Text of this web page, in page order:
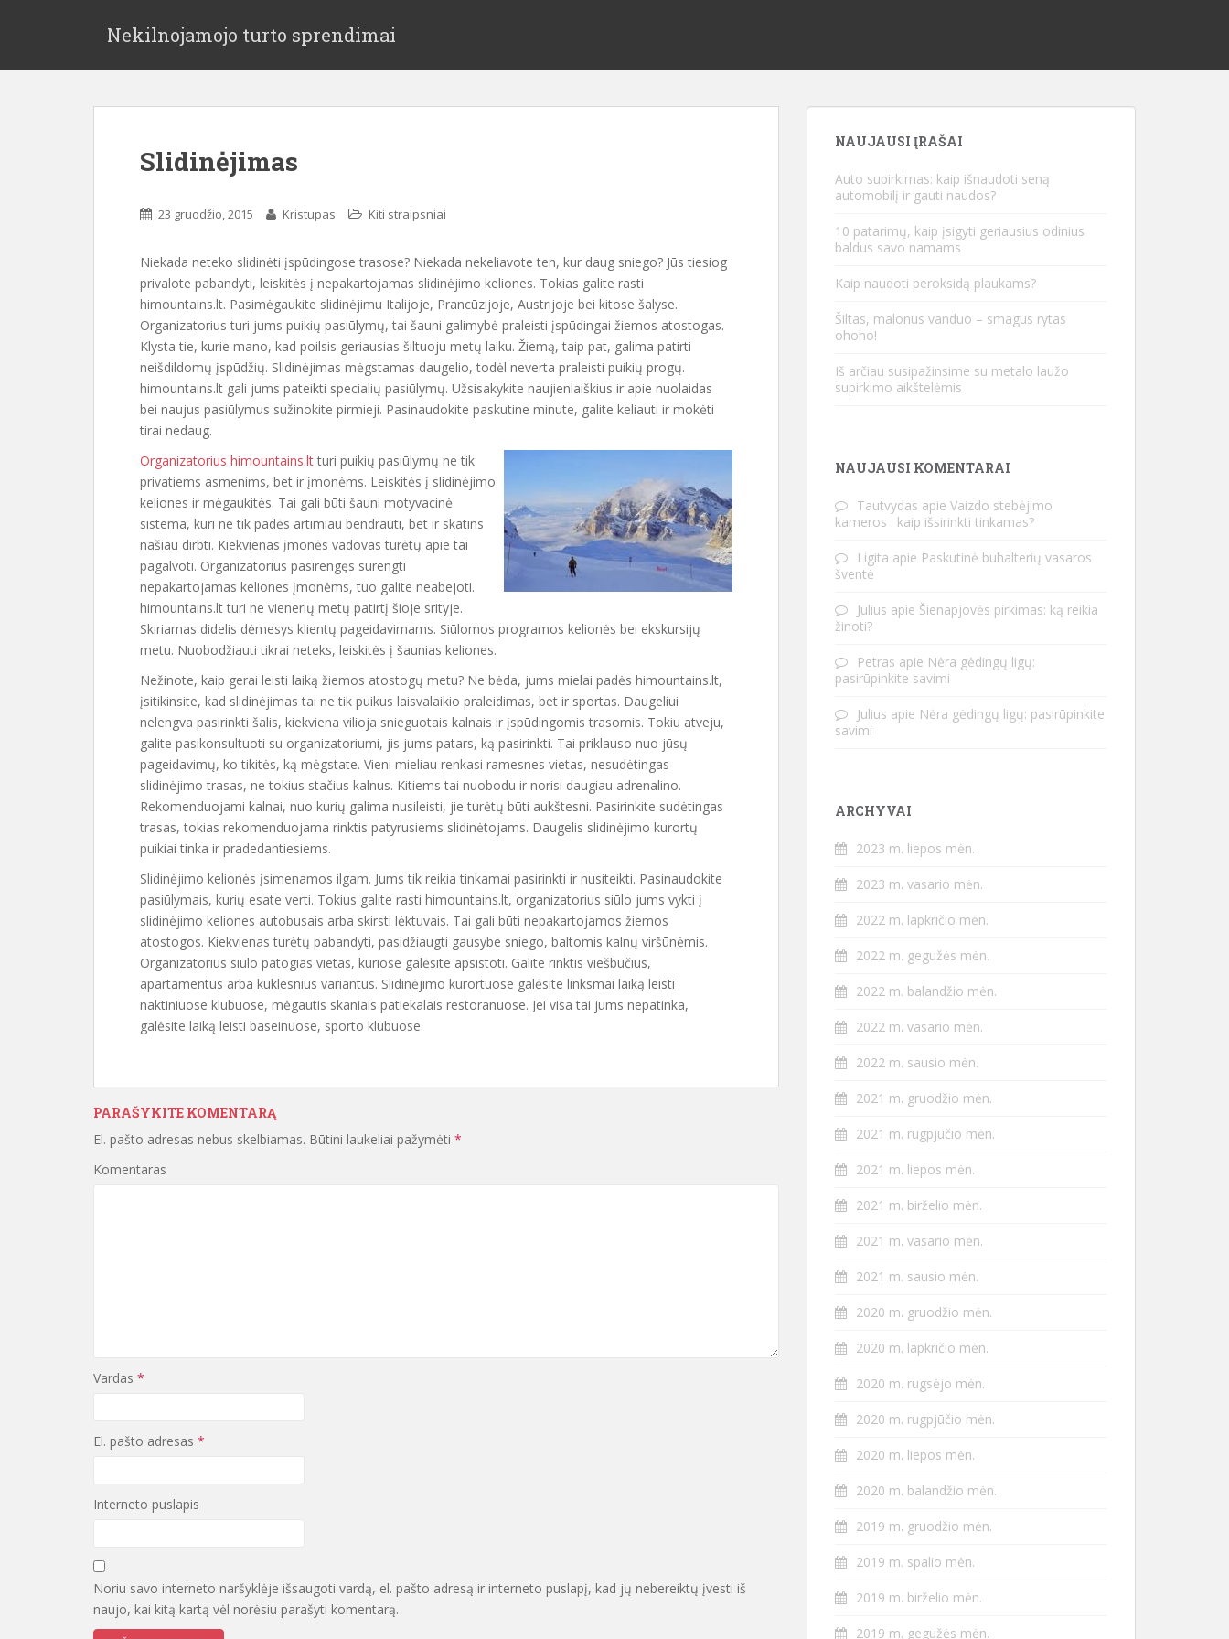
Nekilnojamojo turto sprendimai
Slidinėjimas
23 gruodžio, 2015 Kristupas Kiti straipsniai
Niekada neteko slidinėti įspūdingose trasose? Niekada nekeliavote ten, kur daug sniego? Jūs tiesiog
privalote pabandyti, leiskitės į nepakartojamas slidinėjimo keliones. Tokias galite rasti
himountains.lt. Pasimėgaukite slidinėjimu Italijoje, Prancūzijoje, Austrijoje bei kitose šalyse.
Organizatorius turi jums puikių pasiūlymų, tai šauni galimybė praleisti įspūdingai žiemos atostogas.
Klysta tie, kurie mano, kad poilsis geriausias šiltuoju metų laiku. Žiemą, taip pat, galima patirti
neišdildomų įspūdžių. Slidinėjimas mėgstamas daugelio, todėl neverta praleisti puikių progų.
himountains.lt gali jums pateikti specialių pasiūlymų. Užsisakykite naujienlaiškius ir apie nuolaidas
bei naujus pasiūlymus sužinokite pirmieji. Pasinaudokite paskutine minute, galite keliauti ir mokėti
tirai nedaug.
Organizatorius himountains.lt turi puikių pasiūlymų ne tik
privatiems asmenims, bet ir įmonėms. Leiskitės į slidinėjimo
keliones ir mėgaukitės. Tai gali būti šauni motyvacinė
sistema, kuri ne tik padės artimiau bendrauti, bet ir skatins
našiau dirbti. Kiekvienas įmonės vadovas turėtų apie tai
pagalvoti. Organizatorius pasirengęs surengti
nepakartojamas keliones įmonėms, tuo galite neabejoti.
himountains.lt turi ne vienerių metų patirtį šioje srityje.
Skiriamas didelis dėmesys klientų pageidavimams. Siūlomos programos kelionės bei ekskursijų
metu. Nuobodžiauti tikrai neteks, leiskitės į šaunias keliones.
Nežinote, kaip gerai leisti laiką žiemos atostogų metu? Ne bėda, jums mielai padės himountains.lt,
įsitikinsite, kad slidinėjimas tai ne tik puikus laisvalaikio praleidimas, bet ir sportas. Daugeliui
nelengva pasirinkti šalis, kiekviena vilioja snieguotais kalnais ir įspūdingomis trasomis. Tokiu atveju,
galite pasikonsultuoti su organizatoriumi, jis jums patars, ką pasirinkti. Tai priklauso nuo jūsų
pageidavimų, ko tikitės, ką mėgstate. Vieni mieliau renkasi ramesnes vietas, nesudėtingas
slidinėjimo trasas, ne tokius stačius kalnus. Kitiems tai nuobodu ir norisi daugiau adrenalino.
Rekomenduojami kalnai, nuo kurių galima nusileisti, jie turėtų būti aukštesni. Pasirinkite sudėtingas
trasas, tokias rekomenduojama rinktis patyrusiems slidinėtojams. Daugelis slidinėjimo kurortų
puikiai tinka ir pradedantiesiems.
Slidinėjimo kelionės įsimenamos ilgam. Jums tik reikia tinkamai pasirinkti ir nusiteikti. Pasinaudokite
pasiūlymais, kurių esate verti. Tokius galite rasti himountains.lt, organizatorius siūlo jums vykti į
slidinėjimo keliones autobusais arba skirsti lėktuvais. Tai gali būti nepakartojamos žiemos
atostogos. Kiekvienas turėtų pabandyti, pasidžiaugti gausybe sniego, baltomis kalnų viršūnėmis.
Organizatorius siūlo patogias vietas, kuriose galėsite apsistoti. Galite rinktis viešbučius,
apartamentus arba kuklesnius variantus. Slidinėjimo kurortuose galėsite linksmai laiką leisti
naktiniuose klubuose, mėgautis skaniais patiekalais restoranuose. Jei visa tai jums nepatinka,
galėsite laiką leisti baseinuose, sporto klubuose.
PARAŠYKITE KOMENTARĄ
El. pašto adresas nebus skelbiamas. Būtini laukeliai pažymėti *
Komentaras
Vardas *
El. pašto adresas *
Interneto puslapis
Noriu savo interneto naršyklėje išsaugoti vardą, el. pašto adresą ir interneto puslapį, kad jų nebereiktų įvesti iš
naujo, kai kitą kartą vėl norėsiu parašyti komentarą.
NAUJAUSI ĮRAŠAI
Auto supirkimas: kaip išnaudoti seną
automobilį ir gauti naudos?
10 patarimų, kaip įsigyti geriausius odinius
baldus savo namams
Kaip naudoti peroksidą plaukams?
Šiltas, malonus vanduo – smagus rytas
ohoho!
Iš arčiau susipažinsime su metalo laužo
supirkimo aikštelėmis
NAUJAUSI KOMENTARAI
Tautvydas apie Vaizdo stebėjimo
kameros : kaip išsirinkti tinkamas?
Ligita apie Paskutinė buhalterių vasaros
šventė
Julius apie Šienapjovės pirkimas: ką reikia
žinoti?
Petras apie Nėra gėdingų ligų:
pasirūpinkite savimi
Julius apie Nėra gėdingų ligų: pasirūpinkite
savimi
ARCHYVAI
2023 m. liepos mėn.
2023 m. vasario mėn.
2022 m. lapkričio mėn.
2022 m. gegužės mėn.
2022 m. balandžio mėn.
2022 m. vasario mėn.
2022 m. sausio mėn.
2021 m. gruodžio mėn.
2021 m. rugpjūčio mėn.
2021 m. liepos mėn.
2021 m. birželio mėn.
2021 m. vasario mėn.
2021 m. sausio mėn.
2020 m. gruodžio mėn.
2020 m. lapkričio mėn.
2020 m. rugsėjo mėn.
2020 m. rugpjūčio mėn.
2020 m. liepos mėn.
2020 m. balandžio mėn.
2019 m. gruodžio mėn.
2019 m. spalio mėn.
2019 m. birželio mėn.
2019 m. gegužės mėn.